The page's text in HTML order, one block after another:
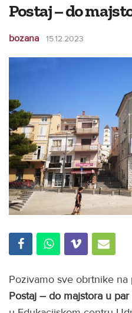
Postaj – do
bozana 15.12.2023
Pozivamo sve obrtnike
Postaj – do majstora u